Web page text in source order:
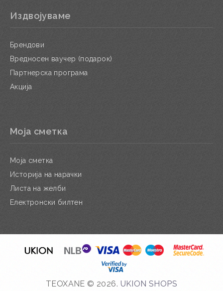
Издвојуваме
Брендови
Вредносен ваучер (подарок)
Партнерска програма
Акција
Моја сметка
Моја сметка
Историја на нарачки
Листа на желби
Електронски билтен
TEOXANE © 2026. UKION SHOPS